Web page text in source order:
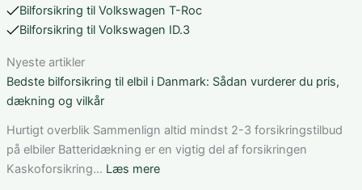
Bilforsikring til Volkswagen T-Roc
Bilforsikring til Volkswagen ID.3
Nyeste artikler
Bedste bilforsikring til elbil i Danmark: Sådan vurderer du pris,
dækning og vilkår
Hurtigt overblik Sammenlign altid mindst 2-3 forsikringstilbud
på elbiler Batteridækning er en vigtig del af forsikringen
Kaskoforsikring… Læs mere: